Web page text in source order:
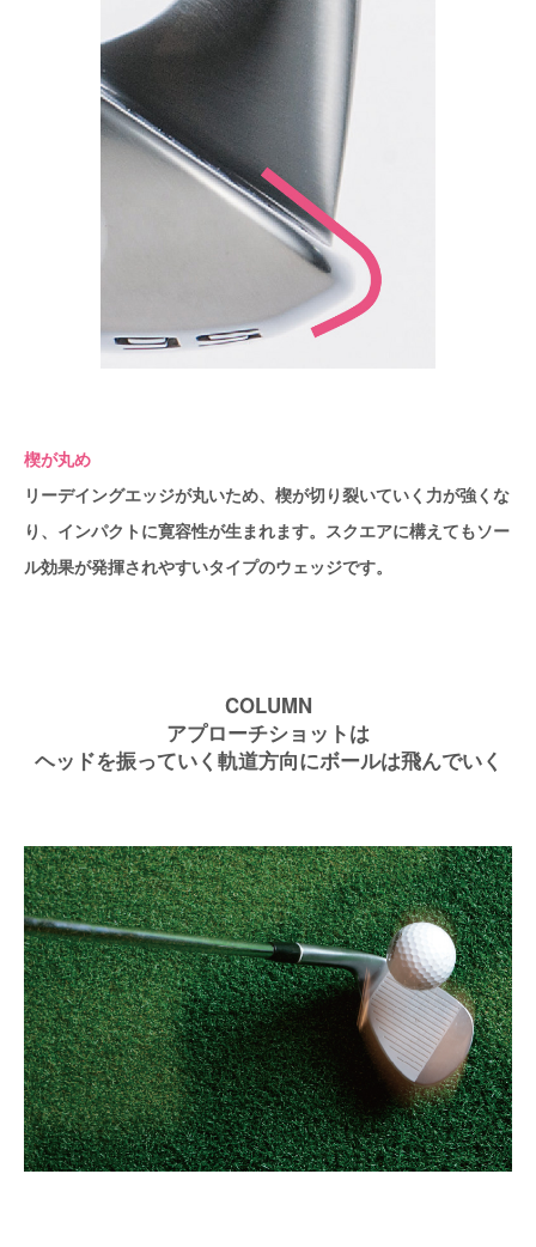
楔が丸め
リーデイングエッジが丸いため、楔が切り裂いていく力が強くな
り、インパクトに寛容性が生まれます。スクエアに構えてもソー
ル効果が発揮されやすいタイプのウェッジです。
COLUMN
アプローチショットは
ヘッドを振っていく軌道方向にボールは飛んでいく